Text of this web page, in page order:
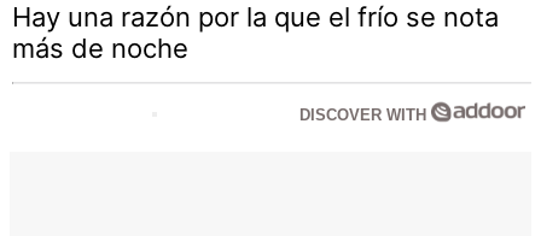
Hay una razón por la que el frío se nota
más de noche
DISCOVER WITH